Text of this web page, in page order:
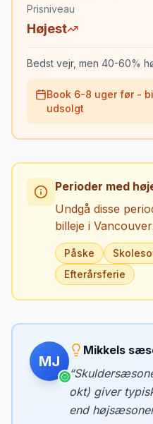
Prisniveau
Højest
Bedst vejr, men 40-60%
Book 6-8 uger før -
udsolgt
Perioder med
Undgå disse
billeje i Vancouver
Påske
Efterårsferie
MJ
Mikkels
“
okt) giver
end